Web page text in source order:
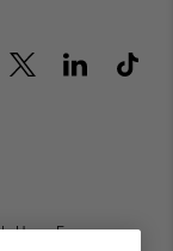
Haye, Espace